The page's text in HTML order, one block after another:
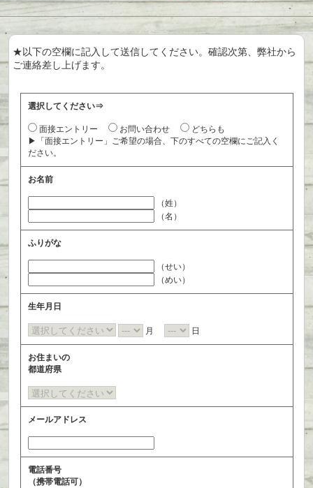
★以下の空欄に記入して送信してください。確認次第、弊社から
ご連絡差し上げます。
選択してください⇒
面接エントリー お問い合わせ
どちらも
▶「面接エントリー」ご希望の場合、下のすべての空欄にご記入く
ださい。
お名前
（姓）
（名）
ふりがな
（せい）
（めい）
生年月日
月 日
お住まいの
都道府県
メールアドレス
電話番号
（携帯電話可）